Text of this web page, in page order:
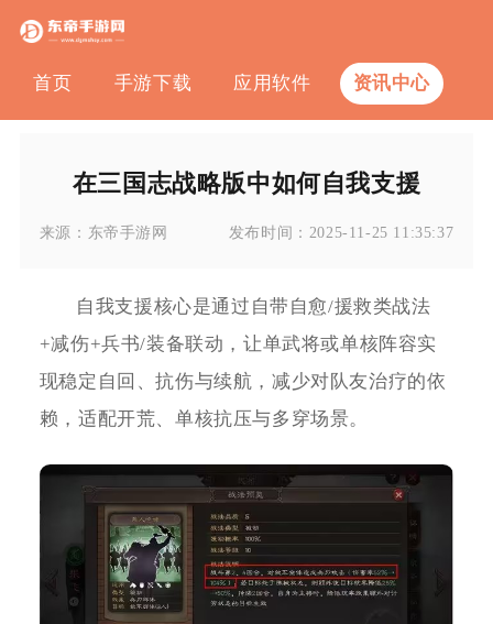
首页 手游下载 应用软件 资讯中心
在三国志战略版中如何自我支援
来源： 东帝手游网 发布时间： 2025-11-25 11:35:37
自我支援核心是通过自带自愈/援救类战法
+减伤+兵书/装备联动，让单武将或单核阵容实
现稳定自回、抗伤与续航，减少对队友治疗的依
赖，适配开荒、单核抗压与多穿场景。